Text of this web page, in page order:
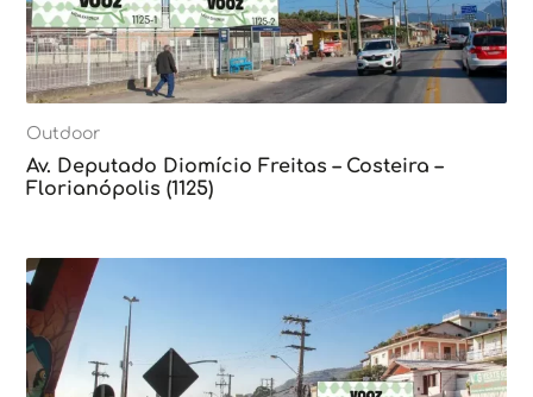
Outdoor
Av. Deputado Diomício Freitas – Costeira –
Florianópolis (1125)